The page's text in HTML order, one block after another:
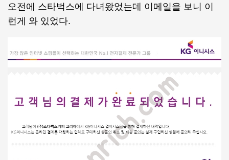
오전에 스타벅스에 다녀왔었는데 이메일을 보니 이
런게 와 있었다.